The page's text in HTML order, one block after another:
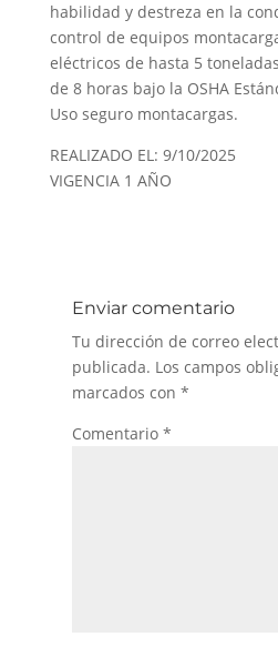
habilidad y destreza en la
control de equipos
eléctricos de hasta 5
de 8 horas bajo la OSHA
Uso seguro montacargas.
REALIZADO EL: 9/10/2025
VIGENCIA 1 AÑO
Enviar comentario
Tu dirección de correo
publicada. Los campos
marcados con *
Comentario *